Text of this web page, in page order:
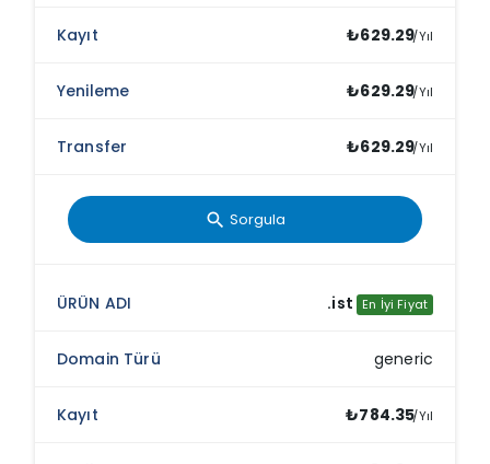
₺629.29/Yıl
₺629.29/Yıl
₺629.29/Yıl
search Sorgula
.ist En İyi Fiyat
generic
₺784.35/Yıl